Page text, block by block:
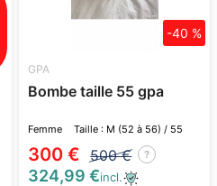
GPA
Bombe taille 55 gpa
Femme Taille : M (52 à 56) / 55
300 € 500 € ?
-40 %
324,99 €incl.